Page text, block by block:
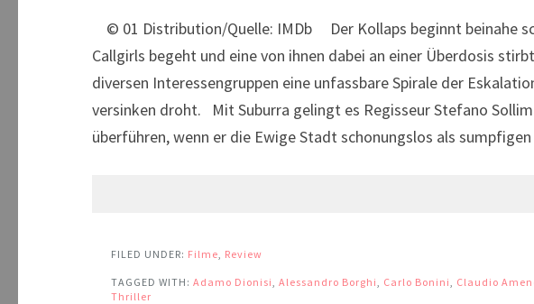
© 01 Distribution/Quelle: IMDb Der Kollaps beginnt beinahe
Callgirls begeht und eine von ihnen dabei an einer Überdosis
diversen Interessengruppen eine unfassbare Spirale der
versinken droht. Mit Suburra gelingt es Regisseur Stefano
überführen, wenn er die Ewige Stadt schonungslos als
FILED UNDER: Filme, Review
TAGGED WITH: Adamo Dionisi, Alessandro Borghi, Carlo Bonini, Claudio
Thriller